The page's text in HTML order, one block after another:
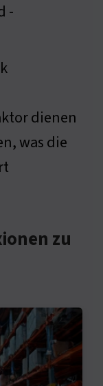
-
dienen
was die
zu